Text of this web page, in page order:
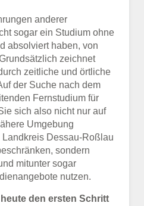
anderer
sogar ein Studium ohne
absolviert haben, von
zeichnet
zeitliche und örtliche
der Suche nach dem
Fernstudium für
sich also nicht nur auf
Umgebung
Dessau-Roßlau
sondern
mitunter sogar
nutzen.
den ersten Schritt